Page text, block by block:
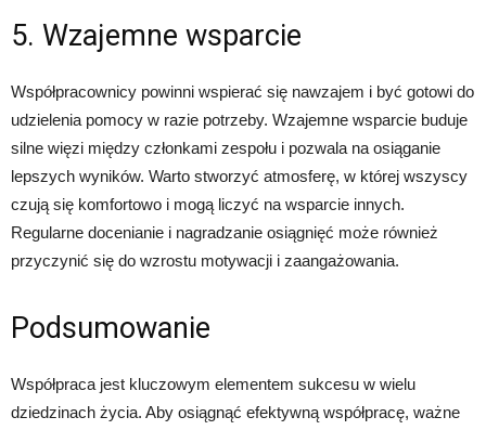
5. Wzajemne wsparcie
Współpracownicy powinni wspierać się nawzajem i być gotowi do
udzielenia pomocy w razie potrzeby. Wzajemne wsparcie buduje
silne więzi między członkami zespołu i pozwala na osiąganie
lepszych wyników. Warto stworzyć atmosferę, w której wszyscy
czują się komfortowo i mogą liczyć na wsparcie innych.
Regularne docenianie i nagradzanie osiągnięć może również
przyczynić się do wzrostu motywacji i zaangażowania.
Podsumowanie
Współpraca jest kluczowym elementem sukcesu w wielu
dziedzinach życia. Aby osiągnąć efektywną współpracę, ważne